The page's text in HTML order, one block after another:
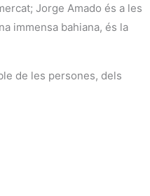
Jorge Amado és a les
immensa bahiana, és la
de les persones, dels